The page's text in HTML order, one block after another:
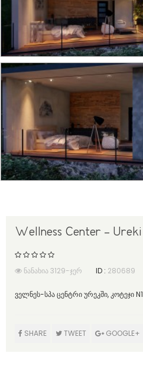
Wellness Center - Ureki
ᲜᲐᲜᲐᲮᲘᲐ 3129-ᲯᲔᲠ ID : 280689
ველნეს-სპა ცენტრი ურეკში, კოტეჯი N1
SHARE TWEET GOOGLE+